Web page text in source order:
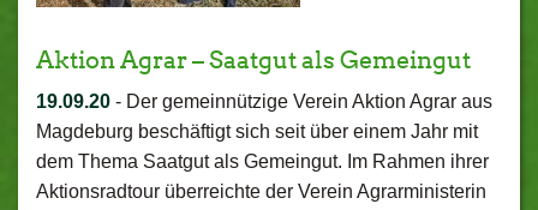
Aktion Agrar – Saatgut als Gemeingut
19.09.20 - Der gemeinnützige Verein Aktion Agrar aus
Magdeburg beschäftigt sich seit über einem Jahr mit
dem Thema Saatgut als Gemeingut. Im Rahmen ihrer
Aktionsradtour überreichte der Verein Agrarministerin